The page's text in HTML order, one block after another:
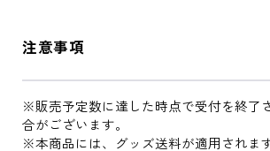
注意事項
※販売予定数に達した時点で受付を終了
合がございます。
※本商品には、グッズ送料が適用されま